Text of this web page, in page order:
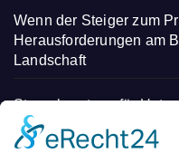
Wenn der Steiger zum
Herausforderungen am
Landschaft
Steuerberatung für
Deggendorf